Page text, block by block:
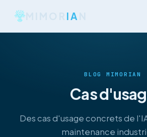
IA
BLOG MIMORIAN
Cas
Des cas d'usage concrets de
maintenance